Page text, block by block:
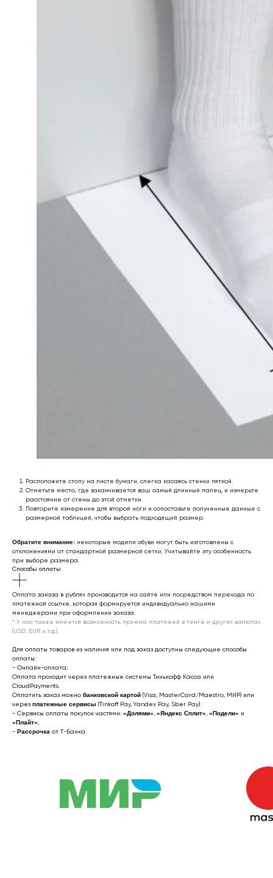
Расположите стопу на листе бумаги, слегка касаясь стенки пяткой.
Отметьте место, где заканчивается ваш самый длинный палец, и измерьте
расстояние от стены до этой отметки.
Повторите измерение для второй ноги и сопоставьте полученные данные с
размерной таблицей, чтобы выбрать подходящий размер.
Обратите внимание: некоторые модели обуви могут быть изготовлены с
отклонениями от стандартной размерной сетки. Учитывайте эту особенность
при выборе размера.
Способы оплаты
Оплата заказа в рублях производится на сайте или посредством перехода по
платежной ссылке, которая формируется индивидуально нашими
менеджерами при оформлении заказа.
* У нас также имеется возможность приема платежей в тенге и других валютах
(USD, EUR и т.д.).
Для оплаты товаров из наличия или под заказ доступны следующие способы
оплаты:
- Онлайн-оплата;
Оплата проходит через платежные системы Тинькофф Касса или
CloudPayments.
Оплатить заказ можно банковской картой (Visa, MasterCard/Maestro, МИР) или
через платежные сервисы (Tinkoff Pay, Yandex Pay, Sber Pay).
- Сервисы оплаты покупок частями: «Долями», «Яндекс Сплит», «Подели» и
«Плайт»;
- Рассрочка от T-Банка.
2022-2026 © OUTFIT.ITEM
Для покупателей
business@outfit-item.ru
По вопросам сотрудничества
📩 Узнавайте первыми о новинках и акциях
Женщинам
Мужчинам
Я соглашаюсь получать рекламные
рассылки на условияхоферты и
политики конфиденциальности
Разработка сайта